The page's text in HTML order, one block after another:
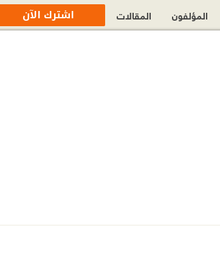
المؤلفون المقالات اشترك الآن